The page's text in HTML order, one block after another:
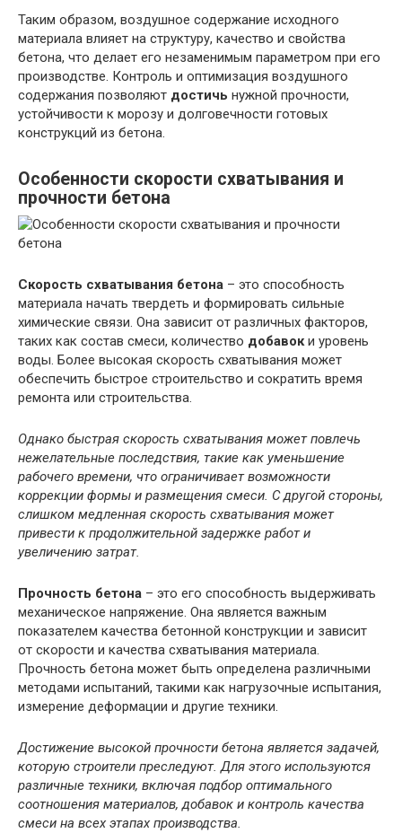
Таким образом, воздушное содержание исходного
материала влияет на структуру, качество и свойства
бетона, что делает его незаменимым параметром при его
производстве. Контроль и оптимизация воздушного
содержания позволяют достичь нужной прочности,
устойчивости к морозу и долговечности готовых
конструкций из бетона.
Особенности скорости схватывания и
прочности бетона
Скорость схватывания бетона – это способность
материала начать твердеть и формировать сильные
химические связи. Она зависит от различных факторов,
таких как состав смеси, количество добавоки уровень
воды. Более высокая скорость схватывания может
обеспечить быстрое строительство и сократить время
ремонта или строительства.
Однако быстрая скорость схватывания может повлечь
нежелательные последствия, такие как уменьшение
рабочего времени, что ограничивает возможности
коррекции формы и размещения смеси. С другой стороны,
слишком медленная скорость схватывания может
привести к продолжительной задержке работ и
увеличению затрат.
Прочность бетона – это его способность выдерживать
механическое напряжение. Она является важным
показателем качества бетонной конструкции и зависит
от скорости и качества схватывания материала.
Прочность бетона может быть определена различными
методами испытаний, такими как нагрузочные испытания,
измерение деформации и другие техники.
Достижение высокой прочности бетона является задачей,
которую строители преследуют. Для этого используются
различные техники, включая подбор оптимального
соотношения материалов, добавок и контроль качества
смеси на всех этапах производства.